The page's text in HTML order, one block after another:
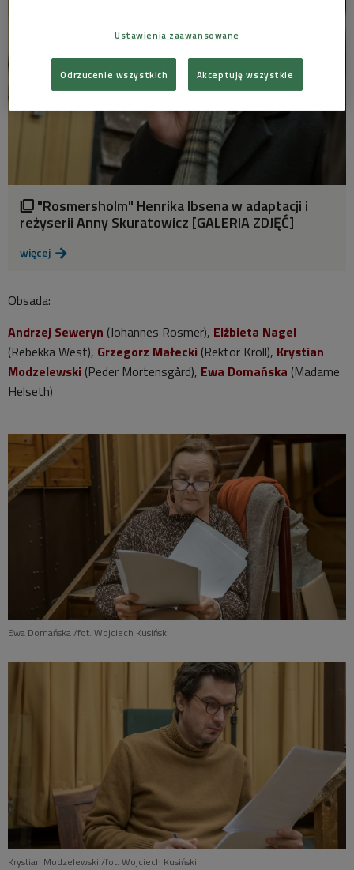
 "Rosmersholm" Henrika Ibsena w adaptacji i
reżyserii Anny Skuratowicz [GALERIA ZDJĘĆ]
więcej 
Obsada:
Andrzej Seweryn (Johannes Rosmer), Elżbieta Nagel
(Rebekka West), Grzegorz Małecki (Rektor Kroll), Krystian
Modzelewski (Peder Mortensgård), Ewa Domańska (Madame
Helseth)
Ewa Domańska /fot. Wojciech Kusiński
Krystian Modzelewski /fot. Wojciech Kusiński
Ustawienia zaawansowane
Odrzucenie wszystkich Akceptuję wszystkie